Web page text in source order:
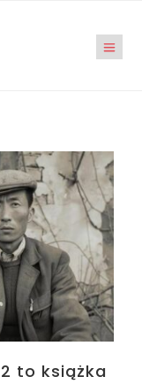
to książka